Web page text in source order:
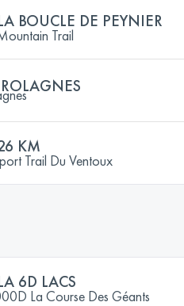
BOUCLE DE PEYNIER
Trail
KM
Trail Du Ventoux
6D LACS
La Course Des Géants